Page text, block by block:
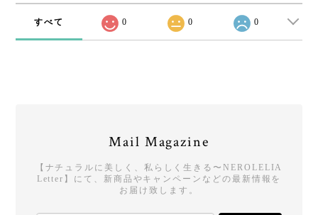
すべて 0 0 0
Mail Magazine
【ナチュラルに美しく、私らしく生きる〜NEROLELIA
Letter】にて、新商品やキャンペーンなどの最新情報を
お届け致します。